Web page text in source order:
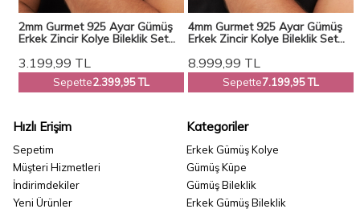
2mm Gurmet 925 Ayar Gümüş
Erkek Zincir Kolye Bileklik Set
3.199,99 TL
Sepette2.399,95 TL
4mm Gurmet 925 Ayar Gümüş
Erkek Zincir Kolye Bileklik Set
8.999,99 TL
Sepette7.199,95 TL
Hızlı Erişim
Sepetim
Müşteri Hizmetleri
İndirimdekiler
Yeni Ürünler
Kategoriler
Erkek Gümüş Kolye
Gümüş Küpe
Gümüş Bileklik
Erkek Gümüş Bileklik